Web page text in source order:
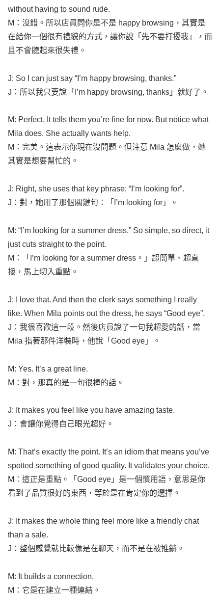
without having to sound rude.
M：沒錯。所以店員問你是不是 happy browsing ，其實是
在給你一個很有禮貌的方式，讓你說「先不要打擾我」，而
且不會聽起來很失禮。
J: So I can justsay “ I’m happy browsing, thanks.”
J：所以我只要說「 I’m happy browsing, thanks 」就好了。
M: Perfect. Ittells them you’re fine for now. But notice what
Mila does. She actually wants help.
M：完美。這表示你現在沒問題。但注意 Mila 怎麼做，她
其實是想要幫忙的。
J: Right, she uses that key phrase: “ I’m looking for”.
J：對，她用了那個關鍵句：「 I’m looking for」。
M: “ I’m looking for a summer dress.” So simple, so direct, it
justcuts straightto the point.
M：「 I’m looking for a summer dress 。」超簡單、超直
接，馬上切入重點。
J: I love that. And then the clerk says something
really
like. When Mila points out the dress, he says “Good eye”.
J：我很喜歡這一段。然後店員說了一句我超愛的話，當
Mila 指著那件洋裝時，他說「 Good eye 」。
M: Yes. It’s a great line.
M：對，那真的是一句很棒的話。
J: It makes you feel like you have amazing taste.
J：會讓你覺得自己眼光超好。
M: That’s exactly the point. It’s an idiom that means you’ve
spotted something ofgood quality. Itvalidates your choice.
M：這正是重點。「 Good eye 」是一個慣用語，意思是你
看到了品質很好的東西，等於是在肯定你的選擇。
J: It makes the whole thing feel more like a friendly chat
than a sale.
J：整個感覺就比較像是在聊天，而不是在被推銷。
M: It builds a connection.
M：它是在建立一種連結。